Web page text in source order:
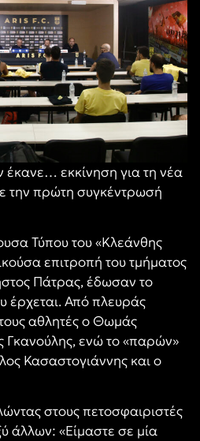
εκκίνηση για τη νέα
την πρώτη συγκέντρωσή
Τύπου του «Κλεάνθης
επιτροπή του τμήματος
Πάτρας, έδωσαν το
έρχεται. Από πλευράς
αθλητές ο Θωμάς
Γκανούλης, ενώ το «παρών»
Κασαστογιάννης και ο
στους πετοσφαιριστές
άλλων: «Είμαστε σε μία